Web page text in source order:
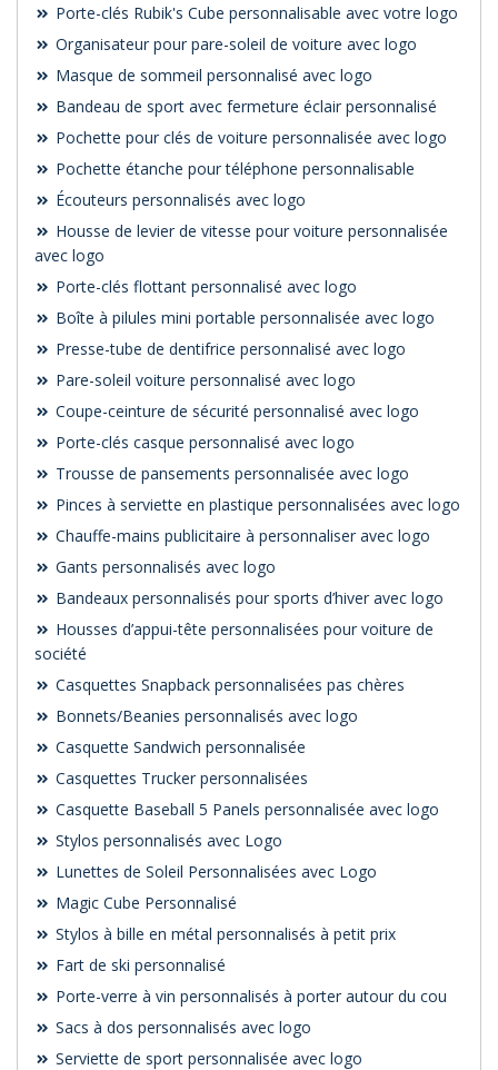
Porte-clés Rubik's Cube personnalisable avec votre logo
Organisateur pour pare-soleil de voiture avec logo
Masque de sommeil personnalisé avec logo
Bandeau de sport avec fermeture éclair personnalisé
Pochette pour clés de voiture personnalisée avec logo
Pochette étanche pour téléphone personnalisable
Écouteurs personnalisés avec logo
Housse de levier de vitesse pour voiture personnalisée
avec logo
Porte-clés flottant personnalisé avec logo
Boîte à pilules mini portable personnalisée avec logo
Presse-tube de dentifrice personnalisé avec logo
Pare-soleil voiture personnalisé avec logo
Coupe-ceinture de sécurité personnalisé avec logo
Porte-clés casque personnalisé avec logo
Trousse de pansements personnalisée avec logo
Pinces à serviette en plastique personnalisées avec logo
Chauffe-mains publicitaire à personnaliser avec logo
Gants personnalisés avec logo
Bandeaux personnalisés pour sports d’hiver avec logo
Housses d’appui-tête personnalisées pour voiture de
société
Casquettes Snapback personnalisées pas chères
Bonnets/Beanies personnalisés avec logo
Casquette Sandwich personnalisée
Casquettes Trucker personnalisées
Casquette Baseball 5 Panels personnalisée avec logo
Stylos personnalisés avec Logo
Lunettes de Soleil Personnalisées avec Logo
Magic Cube Personnalisé
Stylos à bille en métal personnalisés à petit prix
Fart de ski personnalisé
Porte-verre à vin personnalisés à porter autour du cou
Sacs à dos personnalisés avec logo
Serviette de sport personnalisée avec logo